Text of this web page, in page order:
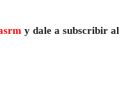
y dale a subscribir al